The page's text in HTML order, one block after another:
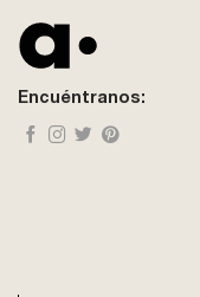
left
Encuéntranos: